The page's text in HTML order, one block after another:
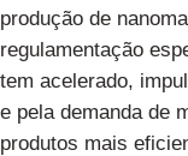
produção de
regulamentação
tem acelerado,
e pela demanda de
produtos mais